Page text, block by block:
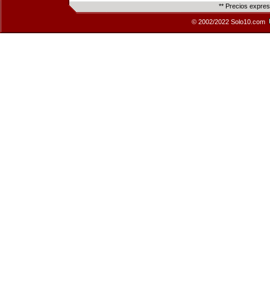
** Precios
© 2002/2022 Solo10.com